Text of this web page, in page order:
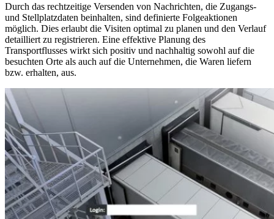
Durch das rechtzeitige Versenden von Nachrichten, die Zugangs-
und Stellplatzdaten beinhalten, sind definierte Folgeaktionen
möglich. Dies erlaubt die Visiten optimal zu planen und den Verlauf
detailliert zu registrieren. Eine effektive Planung des
Transportflusses wirkt sich positiv und nachhaltig sowohl auf die
besuchten Orte als auch auf die Unternehmen, die Waren liefern
bzw. erhalten, aus.